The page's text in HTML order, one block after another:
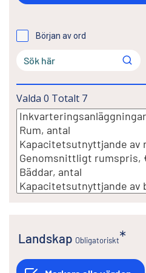
Början av ord
Valda 0 Totalt 7
Landskap Obligatoriskt